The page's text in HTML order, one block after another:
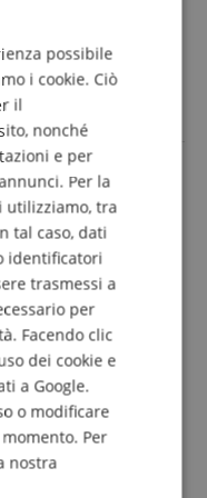
68,90 €
Spedizione gratuita (DE)
IVA.incl.
XLR/Jack 2,5
jack
6,3mm
qualità
ITALIAN
SPANISH
possibile
i cookie. Ciò
il
nonché
e per
Per la
utilizziamo, tra
tal caso, dati
identificatori
trasmessi a
per
Facendo clic
dei cookie e
a Google.
o modificare
Per
nostra